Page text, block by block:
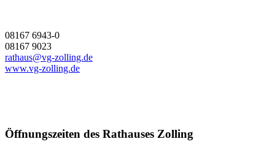
08167 6943-0
08167 9023
rathaus@vg-zolling.de
www.vg-zolling.de
Öffnungszeiten des Rathauses Zolling